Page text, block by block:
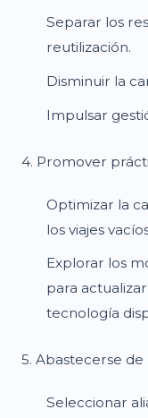
Separar los
reutilización.
Disminuir la
Impulsar
4. Promover
Optimizar la
los viajes
Explorar los
para
tecnología
5. Abastecerse
Seleccionar